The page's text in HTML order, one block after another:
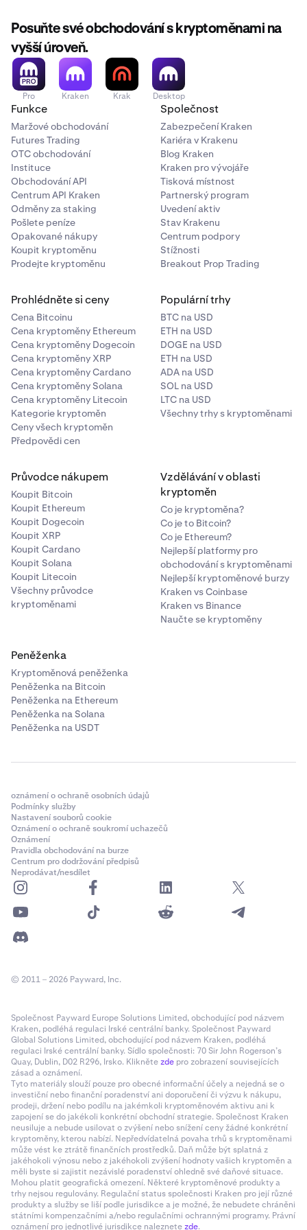
Authenticator.
2
Po klepnutí na možnost Dvoufaktorové ověření
vyberte aplikaci Authenticator.
3
Aplikace Authenticator se automaticky otevře –
klepnutím na tlačítko OK uložíte klíč pro váš účet
Kraken.
4
V tomto okamžiku doporučujeme vrátit se do
aplikace, uložit tajný klíč na bezpečné místo jako
zálohu a poté klepnout na tlačítko Další.
5
Vraťte se do aplikace Authenticator a zkopírujte
jednorázový přístupový kód pro zadání 2FA vašeho
nového účtu.
6
Vložte nebo zadejte jednorázový přístupový kód do
aplikace Kraken.
přihlášení.
1 Přejděte na kartu
2 V části Předvolby klepněte naJazyk
3 Vyberte preferovaný jazyk z dostupných možností.
Posuňte své obchodování s kryptoměnami na
vyšší úroveň.
Pro Kraken Krak Desktop
Funkce
Maržové obchodování
Futures Trading
OTC obchodování
Instituce
Obchodování API
Centrum API Kraken
Odměny za staking
Pošlete peníze
Opakované nákupy
Koupit kryptoměnu
Prodejte kryptoměnu
Společnost
Zabezpečení Kraken
Kariéra v Krakenu
Blog Kraken
Kraken pro vývojáře
Tisková místnost
Partnerský program
Uvedení aktiv
Stav Krakenu
Centrum podpory
Stížnosti
Breakout Prop Trading
Prohlédněte si ceny
Cena Bitcoinu
Cena kryptoměny Ethereum
Cena kryptoměny Dogecoin
Cena kryptoměny XRP
Cena kryptoměny Cardano
Cena kryptoměny Solana
Cena kryptoměny Litecoin
Kategorie kryptoměn
Ceny všech kryptoměn
Předpovědi cen
Populární trhy
BTC na USD
ETH na USD
DOGE na USD
ETH na USD
ADA na USD
SOL na USD
LTC na USD
Všechny trhy s kryptoměnami
Průvodce nákupem
Koupit Bitcoin
Koupit Ethereum
Koupit Dogecoin
Koupit XRP
Koupit Cardano
Koupit Solana
Koupit Litecoin
Všechny průvodce
kryptoměnami
Vzdělávání v oblasti
kryptoměn
Co je kryptoměna?
Co je to Bitcoin?
Co je Ethereum?
Nejlepší platformy pro
obchodování s kryptoměnami
Nejlepší kryptoměnové burzy
Kraken vs Coinbase
Kraken vs Binance
Naučte se kryptoměny
Peněženka
Kryptoměnová peněženka
Peněženka na Bitcoin
Peněženka na Ethereum
Peněženka na Solana
Peněženka na USDT
oznámení o ochraně osobních údajů
Podmínky služby
Nastavení souborů cookie
Oznámení o ochraně soukromí uchazečů
Oznámení
Pravidla obchodování na burze
Centrum pro dodržování předpisů
Neprodávat/nesdílet
© 2011 – 2026 Payward, Inc.
Společnost Payward Europe Solutions Limited, obchodující pod názvem
Kraken, podléhá regulaci Irské centrální banky. Společnost Payward
Global Solutions Limited, obchodující pod názvem Kraken, podléhá
regulaci Irské centrální banky. Sídlo společnosti: 70 Sir John Rogerson’s
Quay, Dublin, D02 R296, Irsko. Kliknětezde pro zobrazení souvisejících
zásad a oznámení.
Tyto materiály slouží pouze pro obecné informační účely a nejedná se o
investiční nebo finanční poradenství ani doporučení či výzvu k nákupu,
prodeji, držení nebo podílu na jakémkoli kryptoměnovém aktivu ani k
zapojení se do jakékoli konkrétní obchodní strategie. Společnost Kraken
neusiluje a nebude usilovat o zvýšení nebo snížení ceny žádné konkrétní
kryptoměny, kterou nabízí. Nepředvídatelná povaha trhů s kryptoměnami
může vést ke ztrátě finančních prostředků. Daň může být splatná z
jakéhokoli výnosu nebo z jakéhokoli zvýšení hodnoty vašich kryptoměn a
měli byste si zajistit nezávislé poradenství ohledně své daňové situace.
Mohou platit geografická omezení. Některé kryptoměnové produkty a
trhy nejsou regulovány. Regulační status společnosti Kraken pro její různé
produkty a služby se liší podle jurisdikce a je možné, že nebudete chráněni
státními kompenzačními a/nebo regulačními ochrannými programy. Právní
oznámení pro jednotlivé jurisdikce naleznetezde.